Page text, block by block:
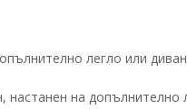
легло или
настанен на допълнително